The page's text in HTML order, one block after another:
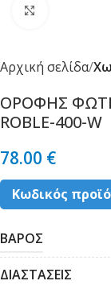
Αρχική σελίδα
ΟΡΟΦΗΣ
ROBLE-400-W
78.00 €
Κωδικός
ΒΑΡΟΣ
ΔΙΑΣΤΑΣΕΙΣ